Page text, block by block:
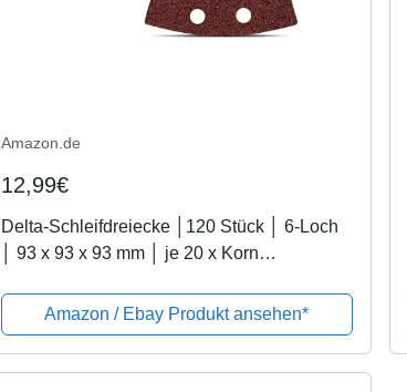
Amazon.de
12,99€
Delta-Schleifdreiecke │120 Stück │ 6-Loch
│ 93 x 93 x 93 mm │ je 20 x Korn
Schleifblätter │ dreieckige...
Amazon / Ebay Produkt ansehen*